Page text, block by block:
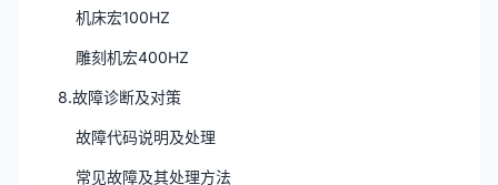
机床宏100HZ
雕刻机宏400HZ
8.故障诊断及对策
故障代码说明及处理
常见故障及其处理方法